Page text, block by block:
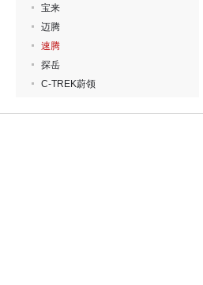
宝来
迈腾
速腾
探岳
C-TREK蔚领